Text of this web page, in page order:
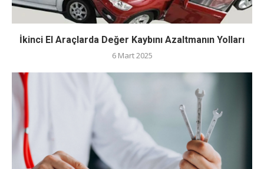
İkinci El Araçlarda Değer Kaybını Azaltmanın Yolları
6 Mart 2025